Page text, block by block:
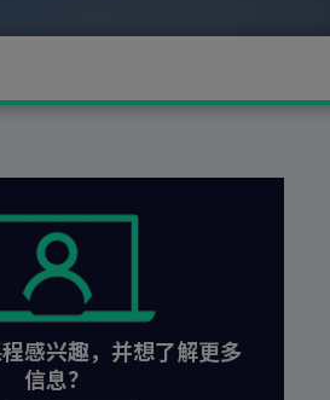
感兴趣，并想了解更多
信息？